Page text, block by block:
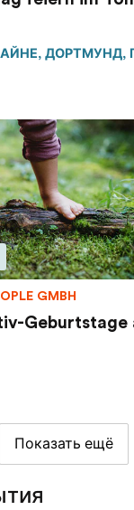
ДОРТМУНД,
GMBH
Geburtstage
Показать ещё